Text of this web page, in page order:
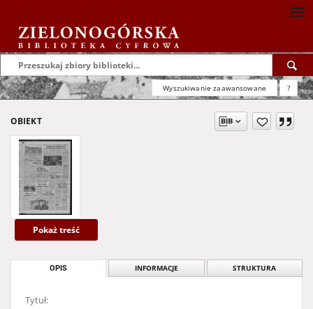
Wyszukiwanie zaawansowane ?
OBIEKT
Pokaż treść
OPIS INFORMACJE STRUKTURA
Tytuł: